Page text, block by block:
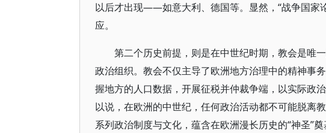
以后才出现——如意大利、德国等。显然，“战争国家
应。
第二个历史前提，则是在中世纪时期，教会是唯
政治组织。教会不仅主导了欧洲地方治理中的精神事
握地方的人口数据，开展征税并仲裁争端，以实际政
以说，在欧洲的中世纪，任何政治活动都不可能脱离
系列政治制度与文化，蕴含在欧洲漫长历史的“神圣”